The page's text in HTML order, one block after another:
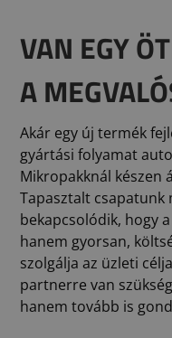
VAN EGY
A
Akár egy új termék
gyártási folyamat
Mikropakknál készen
Tapasztalt csapatunk
bekapcsolódik, hogy
hanem gyorsan,
szolgálja az üzleti
partnerre van
hanem tovább is